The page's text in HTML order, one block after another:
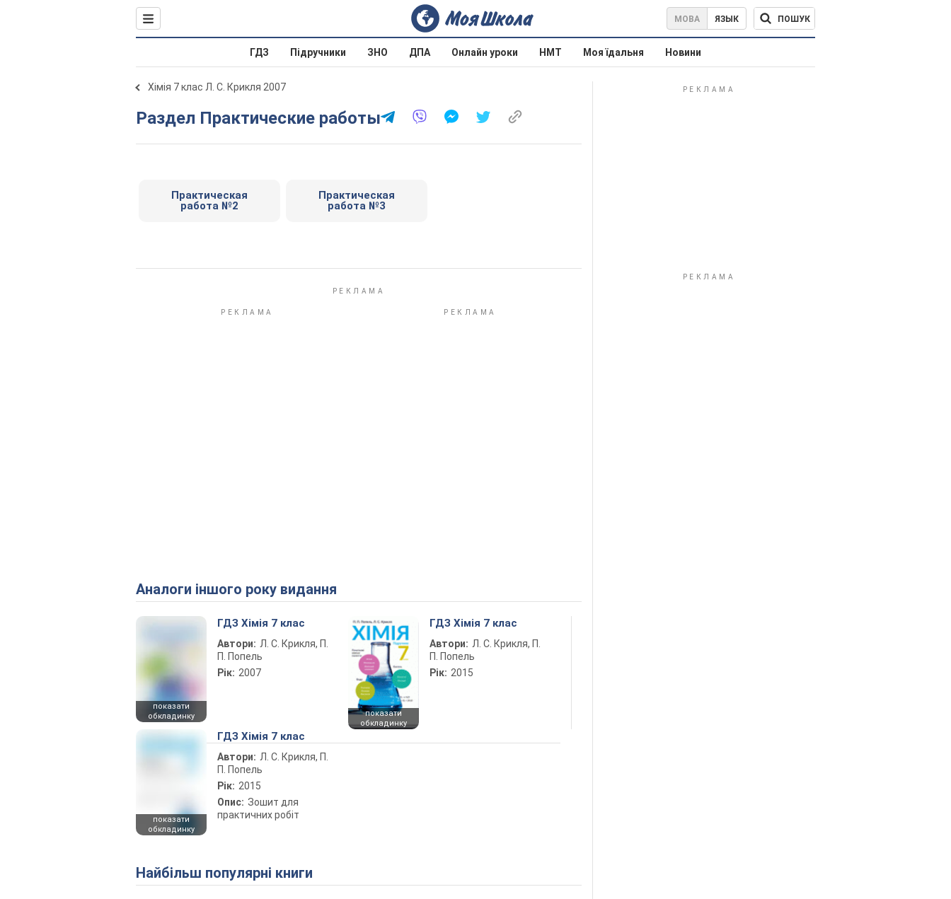
МОВА ЯЗЫК ПОШУК
ГДЗ Підручники ЗНО ДПА Онлайн уроки НМТ Моя їдальня Новини
Хімія 7 клас Л. С. Крикля 2007
Раздел Практические работы
Практическая
работа №2
Практическая
работа №3
Аналоги іншого року видання
показати
обкладинку
ГДЗ Хімія 7 клас
Автори: Л. С. Крикля, П.
П. Попель
Рік: 2007
показати
обкладинку
ГДЗ Хімія 7 клас
Автори: Л. С. Крикля, П.
П. Попель
Рік: 2015
показати
обкладинку
ГДЗ Хімія 7 клас
Автори: Л. С. Крикля, П.
П. Попель
Рік: 2015
Опис: Зошит для
практичних робіт
Найбільш популярні книги